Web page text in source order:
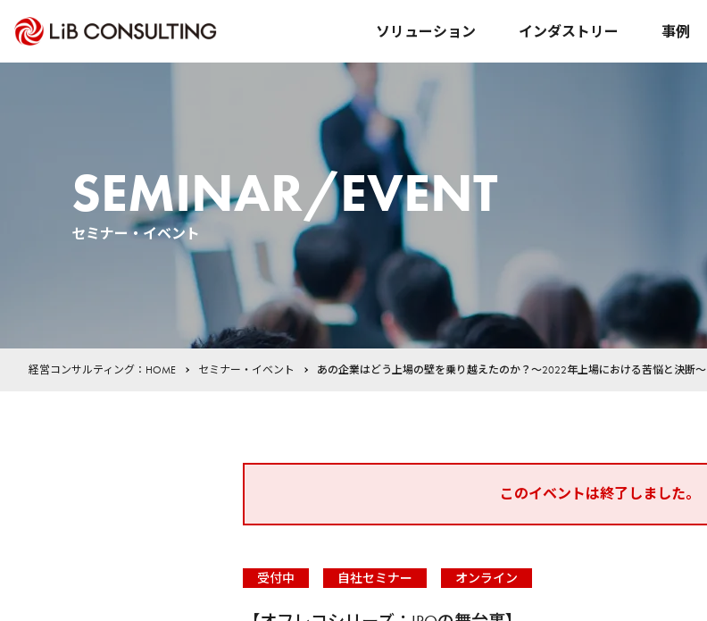
ソリューション インダストリー 事例
SEMINAR/EVENT
セミナー・イベント
経営コンサルティング：HOME セミナー・イベント あの企業はどう上場の壁を乗り越えたのか？～2022年上場における苦悩と決断～
このイベントは終了しました。
受付中 自社セミナー オンライン